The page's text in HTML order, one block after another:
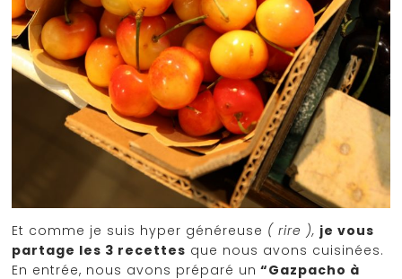
Et comme je suis hyper généreuse ( rire ), je vous
partage les 3 recettes que nous avons cuisinées.
En entrée, nous avons préparé un “Gazpacho à